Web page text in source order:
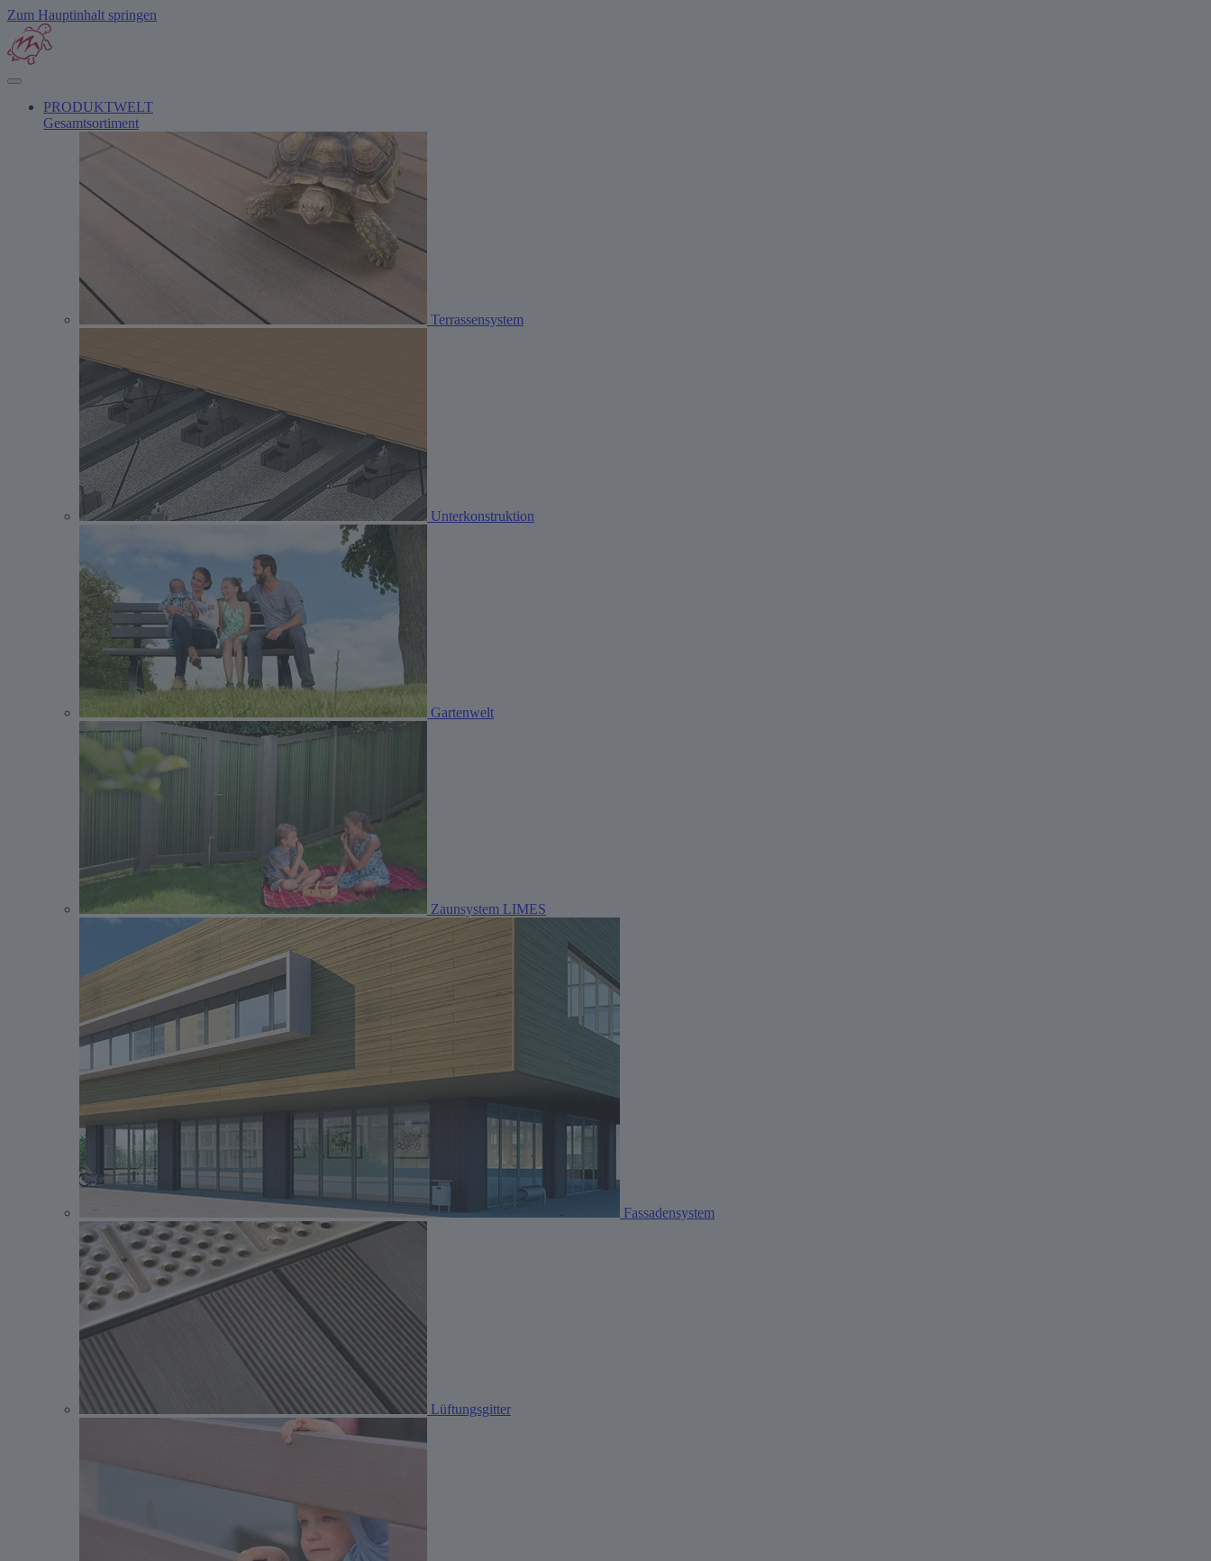
Zum Hauptinhalt springen
PRODUKTWELT
Gesamtsortiment
Terrassensystem
Unterkonstruktion
Gartenwelt
Zaunsystem LIMES
Fassadensystem
Lüftungsgitter